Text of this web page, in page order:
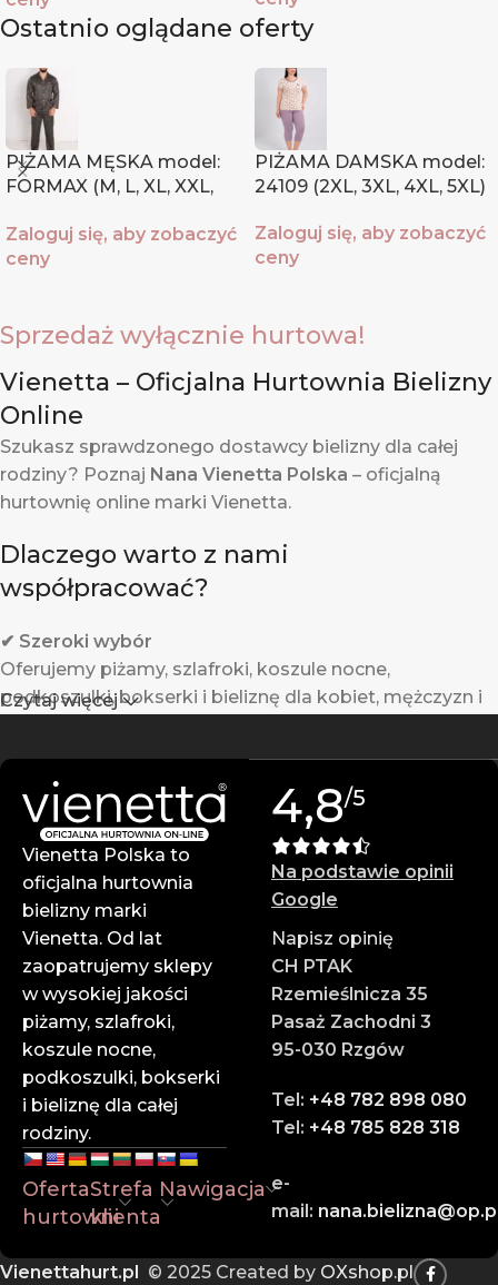
Ostatnio oglądane oferty
PIŻAMA MĘSKA model:
FORMAX (M, L, XL, XXL,
Zaloguj się, aby zobaczyć
ceny
PIŻAMA DAMSKA model:
24109 (2XL, 3XL, 4XL, 5XL)
Zaloguj się, aby zobaczyć
ceny
Sprzedaż wyłącznie hurtowa!
Vienetta – Oficjalna Hurtownia Bielizny
Online
Szukasz sprawdzonego dostawcy bielizny dla całej
rodziny? Poznaj Nana Vienetta Polska – oficjalną
hurtownię online marki Vienetta.
Dlaczego warto z nami
współpracować?
✔ Szeroki wybór
Oferujemy piżamy, szlafroki, koszule nocne,
podkoszulki, bokserki i bieliznę dla kobiet, mężczyzn i
Produkty Vienetta powstają w Turcji z wysokiej jakości
materiałów – są trwałe i komfortowe w noszeniu.
✔ Atrakcyjne ceny hurtowe
Zarabiaj więcej dzięki konkurencyjnym cenom i
wysokim marżom.
✔ Profesjonalna obsługa
Zespół doświadczonych doradców służy pomocą na
każdym etapie zamówienia.
✔ Szybka wysyłka
Dzięki sprawnej logistyce i współpracy z
renomowanymi firmami kurierskimi – Twoje
Zaufaj liderowi w branży hurtowej bielizny online.
Dołącz do naszych klientów i rozwijaj swój biznes z
Czytaj więcej
Vienetta Polska to
oficjalna hurtownia
bielizny marki
Vienetta. Od lat
zaopatrujemy sklepy
w wysokiej jakości
piżamy, szlafroki,
koszule nocne,
podkoszulki, bokserki
i bieliznę dla całej
rodziny.
Oferta
hurtowni
Strefa
klienta
Nawigacja
4,8/5
Na podstawie opinii
Google
Napisz opinię
CH PTAK
Rzemieślnicza 35
Pasaż Zachodni 3
95-030 Rzgów
Tel: +48 782 898 080
Tel: +48 785 828 318
e-
mail:
Vienettahurt.pl © 2025 Created by OXshop.pl